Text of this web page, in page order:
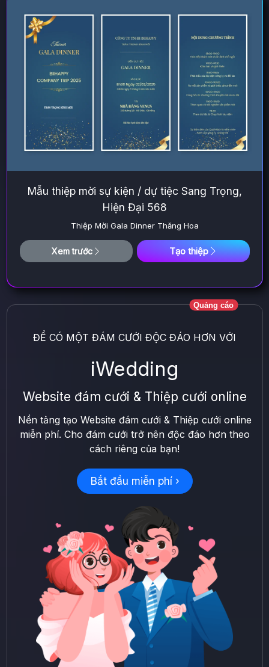
Mẫu thiệp mời sự kiện / dự tiệc Sang Trọng,
Hiện Đại 568
Thiệp Mời Gala Dinner Thăng Hoa
Xem trước Tạo thiệp
ĐỂ CÓ MỘT ĐÁM CƯỚI ĐỘC ĐÁO HƠN VỚI
iWedding
Website đám cưới & Thiệp cưới online
Nền tảng tạo Website đám cưới & Thiệp cưới online
miễn phí. Cho đám cưới trở nên độc đáo hơn theo
cách riêng của bạn!
Bắt đầu miễn phí ›
Quảng cáo